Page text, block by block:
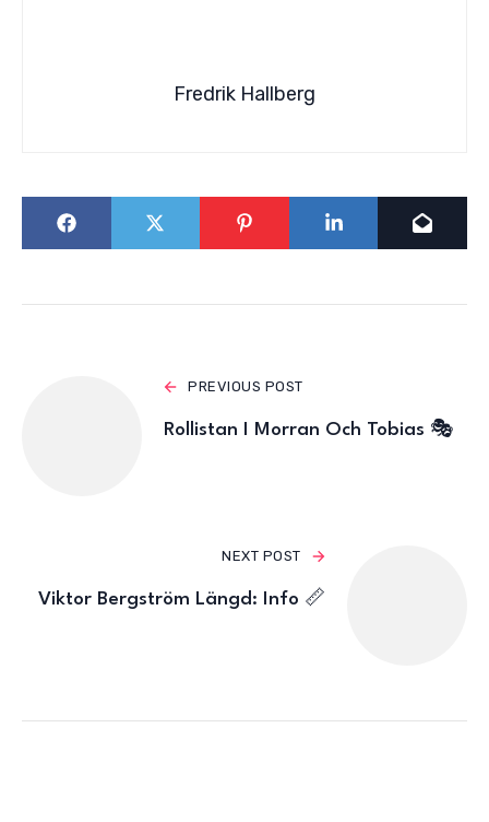
Fredrik Hallberg
PREVIOUS POST
Rollistan I Morran Och Tobias 🎭
NEXT POST
Viktor Bergström Längd: Info 📏